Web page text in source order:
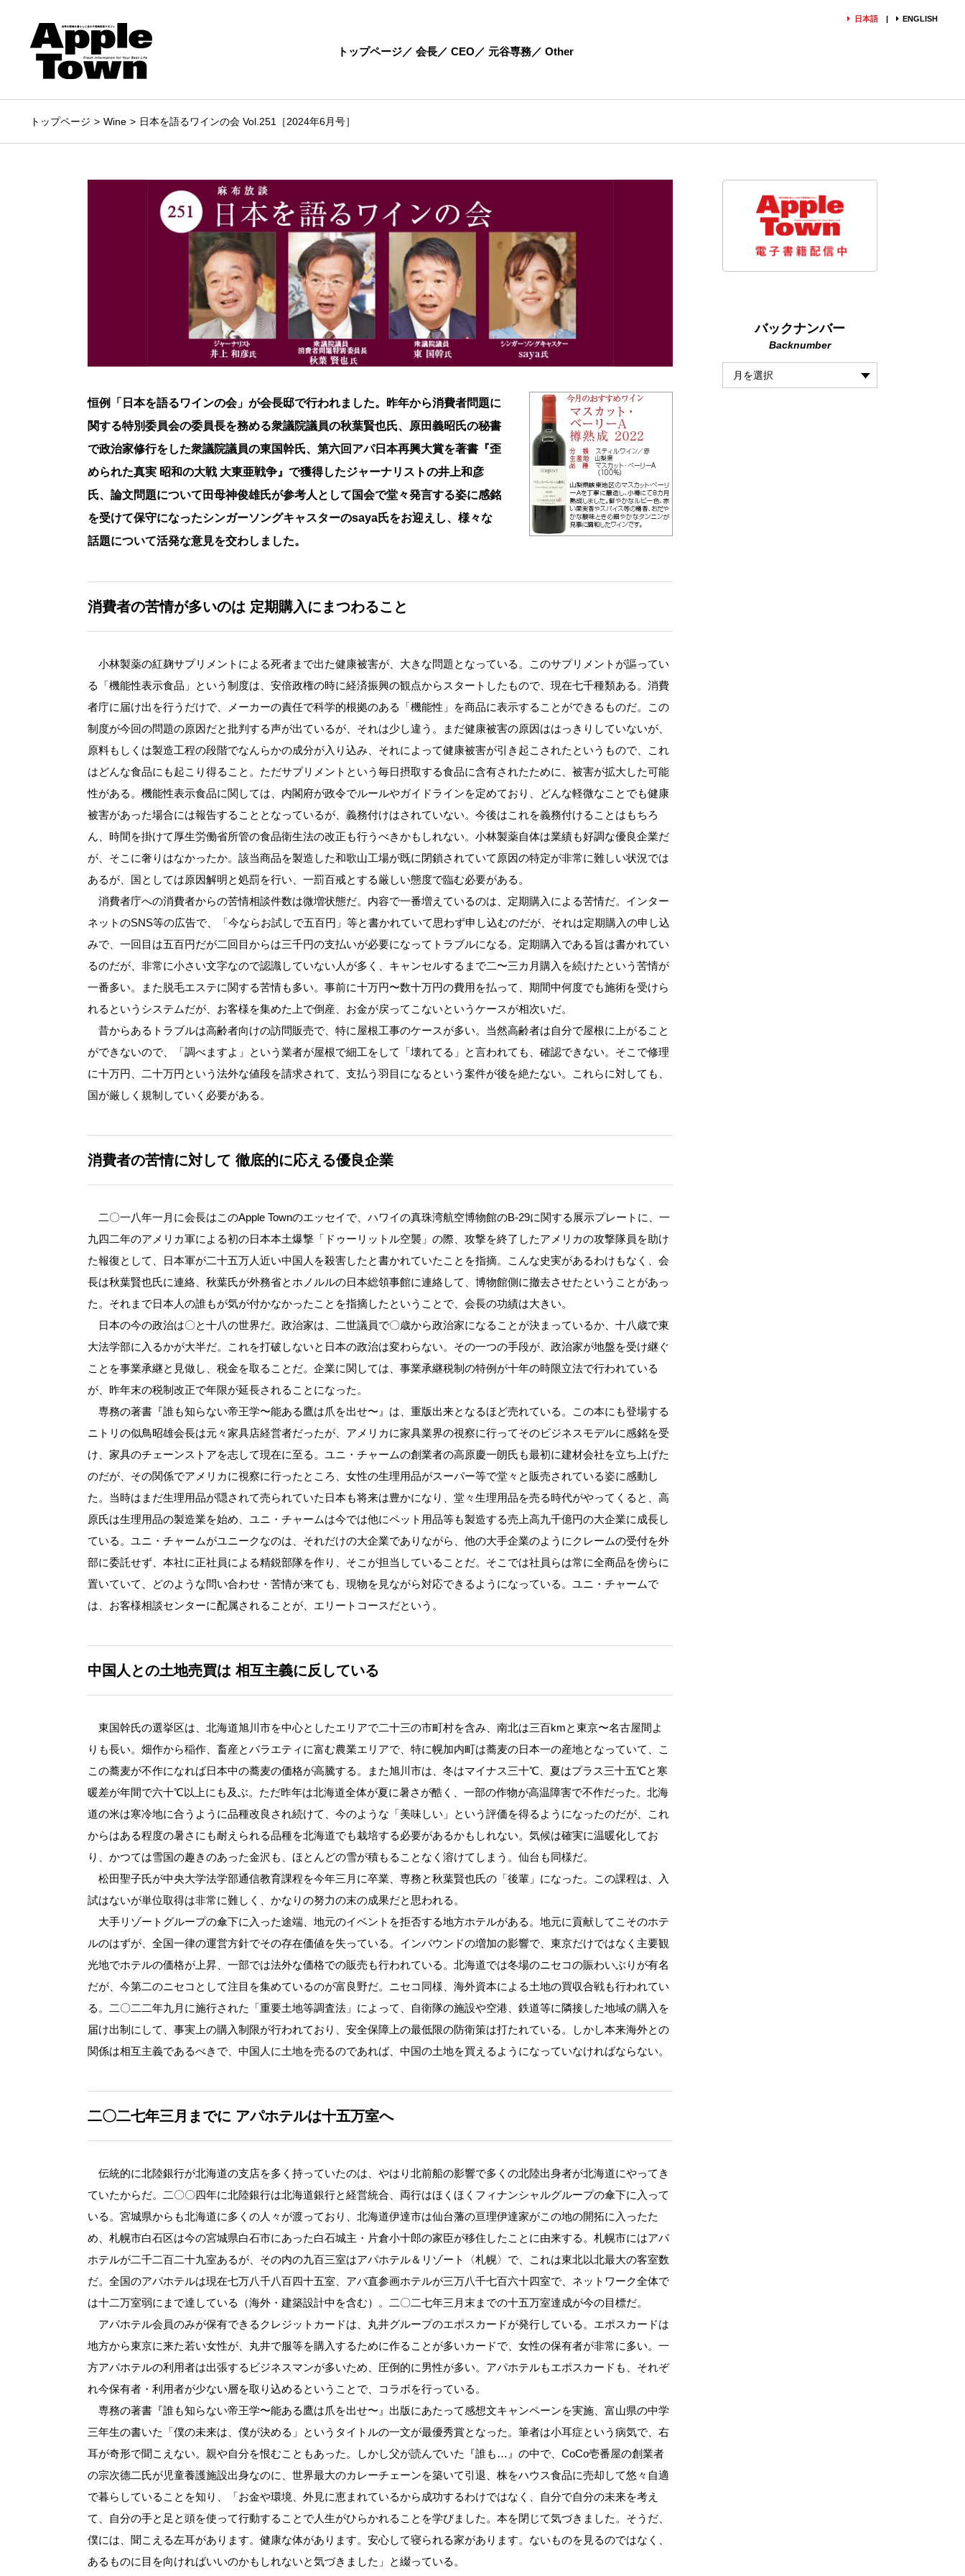
日本語 ENGLISH
トップページ 会長 CEO 元谷専務 Other
トップページ Wine 日本を語るワインの会 Vol.251［2024年6月号］
恒例「日本を語るワインの会」が会長邸で行われました。昨年から消費者問題に
関する特別委員会の委員長を務める衆議院議員の秋葉賢也氏、原田義昭氏の秘書
で政治家修行をした衆議院議員の東国幹氏、第六回アパ日本再興大賞を著書『歪
められた真実 昭和の大戦 大東亜戦争』で獲得したジャーナリストの井上和彦
氏、論文問題について田母神俊雄氏が参考人として国会で堂々発言する姿に感銘
を受けて保守になったシンガーソングキャスターのsaya氏をお迎えし、様々な
話題について活発な意見を交わしました。
消費者の苦情が多いのは 定期購入にまつわること
小林製薬の紅麹サプリメントによる死者まで出た健康被害が、大きな問題となっている。このサプリメントが謳ってい
る「機能性表示食品」という制度は、安倍政権の時に経済振興の観点からスタートしたもので、現在七千種類ある。消費
者庁に届け出を行うだけで、メーカーの責任で科学的根拠のある「機能性」を商品に表示することができるものだ。この
制度が今回の問題の原因だと批判する声が出ているが、それは少し違う。まだ健康被害の原因ははっきりしていないが、
原料もしくは製造工程の段階でなんらかの成分が入り込み、それによって健康被害が引き起こされたというもので、これ
はどんな食品にも起こり得ること。ただサプリメントという毎日摂取する食品に含有されたために、被害が拡大した可能
性がある。機能性表示食品に関しては、内閣府が政令でルールやガイドラインを定めており、どんな軽微なことでも健康
被害があった場合には報告することとなっているが、義務付けはされていない。今後はこれを義務付けることはもちろ
ん、時間を掛けて厚生労働省所管の食品衛生法の改正も行うべきかもしれない。小林製薬自体は業績も好調な優良企業だ
が、そこに奢りはなかったか。該当商品を製造した和歌山工場が既に閉鎖されていて原因の特定が非常に難しい状況では
あるが、国としては原因解明と処罰を行い、一罰百戒とする厳しい態度で臨む必要がある。
消費者庁への消費者からの苦情相談件数は微増状態だ。内容で一番増えているのは、定期購入による苦情だ。インター
ネットのSNS等の広告で、「今ならお試しで五百円」等と書かれていて思わず申し込むのだが、それは定期購入の申し込
みで、一回目は五百円だが二回目からは三千円の支払いが必要になってトラブルになる。定期購入である旨は書かれてい
るのだが、非常に小さい文字なので認識していない人が多く、キャンセルするまで二〜三カ月購入を続けたという苦情が
一番多い。また脱毛エステに関する苦情も多い。事前に十万円〜数十万円の費用を払って、期間中何度でも施術を受けら
れるというシステムだが、お客様を集めた上で倒産、お金が戻ってこないというケースが相次いだ。
昔からあるトラブルは高齢者向けの訪問販売で、特に屋根工事のケースが多い。当然高齢者は自分で屋根に上がること
ができないので、「調べますよ」という業者が屋根で細工をして「壊れてる」と言われても、確認できない。そこで修理
に十万円、二十万円という法外な値段を請求されて、支払う羽目になるという案件が後を絶たない。これらに対しても、
国が厳しく規制していく必要がある。
消費者の苦情に対して 徹底的に応える優良企業
二〇一八年一月に会長はこのApple Townのエッセイで、ハワイの真珠湾航空博物館のB‐29に関する展示プレートに、一
九四二年のアメリカ軍による初の日本本土爆撃「ドゥーリットル空襲」の際、攻撃を終了したアメリカの攻撃隊員を助け
た報復として、日本軍が二十五万人近い中国人を殺害したと書かれていたことを指摘。こんな史実があるわけもなく、会
長は秋葉賢也氏に連絡、秋葉氏が外務省とホノルルの日本総領事館に連絡して、博物館側に撤去させたということがあっ
た。それまで日本人の誰もが気が付かなかったことを指摘したということで、会長の功績は大きい。
日本の今の政治は〇と十八の世界だ。政治家は、二世議員で〇歳から政治家になることが決まっているか、十八歳で東
大法学部に入るかが大半だ。これを打破しないと日本の政治は変わらない。その一つの手段が、政治家が地盤を受け継ぐ
ことを事業承継と見做し、税金を取ることだ。企業に関しては、事業承継税制の特例が十年の時限立法で行われている
が、昨年末の税制改正で年限が延長されることになった。
専務の著書『誰も知らない帝王学〜能ある鷹は爪を出せ〜』は、重版出来となるほど売れている。この本にも登場する
ニトリの似鳥昭雄会長は元々家具店経営者だったが、アメリカに家具業界の視察に行ってそのビジネスモデルに感銘を受
け、家具のチェーンストアを志して現在に至る。ユニ・チャームの創業者の高原慶一朗氏も最初に建材会社を立ち上げた
のだが、その関係でアメリカに視察に行ったところ、女性の生理用品がスーパー等で堂々と販売されている姿に感動し
た。当時はまだ生理用品が隠されて売られていた日本も将来は豊かになり、堂々生理用品を売る時代がやってくると、高
原氏は生理用品の製造業を始め、ユニ・チャームは今では他にペット用品等も製造する売上高九千億円の大企業に成長し
ている。ユニ・チャームがユニークなのは、それだけの大企業でありながら、他の大手企業のようにクレームの受付を外
部に委託せず、本社に正社員による精鋭部隊を作り、そこが担当していることだ。そこでは社員らは常に全商品を傍らに
置いていて、どのような問い合わせ・苦情が来ても、現物を見ながら対応できるようになっている。ユニ・チャームで
は、お客様相談センターに配属されることが、エリートコースだという。
中国人との土地売買は 相互主義に反している
東国幹氏の選挙区は、北海道旭川市を中心としたエリアで二十三の市町村を含み、南北は三百kmと東京〜名古屋間よ
りも長い。畑作から稲作、畜産とバラエティに富む農業エリアで、特に幌加内町は蕎麦の日本一の産地となっていて、こ
この蕎麦が不作になれば日本中の蕎麦の価格が高騰する。また旭川市は、冬はマイナス三十℃、夏はプラス三十五℃と寒
暖差が年間で六十℃以上にも及ぶ。ただ昨年は北海道全体が夏に暑さが酷く、一部の作物が高温障害で不作だった。北海
道の米は寒冷地に合うように品種改良され続けて、今のような「美味しい」という評価を得るようになったのだが、これ
からはある程度の暑さにも耐えられる品種を北海道でも栽培する必要があるかもしれない。気候は確実に温暖化してお
り、かつては雪国の趣きのあった金沢も、ほとんどの雪が積もることなく溶けてしまう。仙台も同様だ。
松田聖子氏が中央大学法学部通信教育課程を今年三月に卒業、専務と秋葉賢也氏の「後輩」になった。この課程は、入
試はないが単位取得は非常に難しく、かなりの努力の末の成果だと思われる。
大手リゾートグループの傘下に入った途端、地元のイベントを拒否する地方ホテルがある。地元に貢献してこそのホテ
ルのはずが、全国一律の運営方針でその存在価値を失っている。インバウンドの増加の影響で、東京だけではなく主要観
光地でホテルの価格が上昇、一部では法外な価格での販売も行われている。北海道では冬場のニセコの賑わいぶりが有名
だが、今第二のニセコとして注目を集めているのが富良野だ。ニセコ同様、海外資本による土地の買収合戦も行われてい
る。二〇二二年九月に施行された「重要土地等調査法」によって、自衛隊の施設や空港、鉄道等に隣接した地域の購入を
届け出制にして、事実上の購入制限が行われており、安全保障上の最低限の防衛策は打たれている。しかし本来海外との
関係は相互主義であるべきで、中国人に土地を売るのであれば、中国の土地を買えるようになっていなければならない。
二〇二七年三月までに アパホテルは十五万室へ
伝統的に北陸銀行が北海道の支店を多く持っていたのは、やはり北前船の影響で多くの北陸出身者が北海道にやってき
ていたからだ。二〇〇四年に北陸銀行は北海道銀行と経営統合、両行はほくほくフィナンシャルグループの傘下に入って
いる。宮城県からも北海道に多くの人々が渡っており、北海道伊達市は仙台藩の亘理伊達家がこの地の開拓に入ったた
め、札幌市白石区は今の宮城県白石市にあった白石城主・片倉小十郎の家臣が移住したことに由来する。札幌市にはアパ
ホテルが二千二百二十九室あるが、その内の九百三室はアパホテル＆リゾート〈札幌〉で、これは東北以北最大の客室数
だ。全国のアパホテルは現在七万八千八百四十五室、アパ直参画ホテルが三万八千七百六十四室で、ネットワーク全体で
は十二万室弱にまで達している（海外・建築設計中を含む）。二〇二七年三月末までの十五万室達成が今の目標だ。
アパホテル会員のみが保有できるクレジットカードは、丸井グループのエポスカードが発行している。エポスカードは
地方から東京に来た若い女性が、丸井で服等を購入するために作ることが多いカードで、女性の保有者が非常に多い。一
方アパホテルの利用者は出張するビジネスマンが多いため、圧倒的に男性が多い。アパホテルもエポスカードも、それぞ
れ今保有者・利用者が少ない層を取り込めるということで、コラボを行っている。
専務の著書『誰も知らない帝王学〜能ある鷹は爪を出せ〜』出版にあたって感想文キャンペーンを実施、富山県の中学
三年生の書いた「僕の未来は、僕が決める」というタイトルの一文が最優秀賞となった。筆者は小耳症という病気で、右
耳が奇形で聞こえない。親や自分を恨むこともあった。しかし父が読んでいた『誰も…』の中で、CoCo壱番屋の創業者
の宗次德二氏が児童養護施設出身なのに、世界最大のカレーチェーンを築いて引退、株をハウス食品に売却して悠々自適
で暮らしていることを知り、「お金や環境、外見に恵まれているから成功するわけではなく、自分で自分の未来を考え
て、自分の手と足と頭を使って行動することで人生がひらかれることを学びました。本を閉じて気づきました。そうだ、
僕には、聞こえる左耳があります。健康な体があります。安心して寝られる家があります。ないものを見るのではなく、
あるものに目を向ければいいのかもしれないと気づきました」と綴っている。
バックナンバー
Backnumber